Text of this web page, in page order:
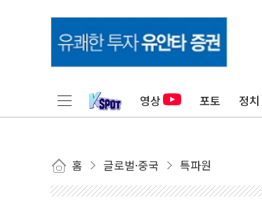
영상 포토 정치
홈 글로벌·중국 특파원